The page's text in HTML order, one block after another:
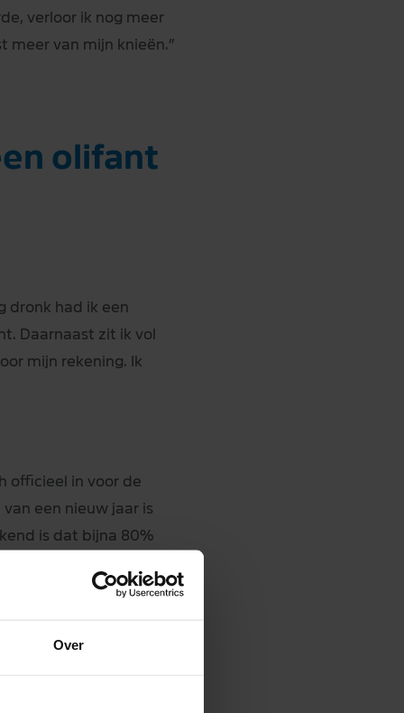
Over
verloor ik nog meer
meer van mijn knieën.”
olifant
dronk had ik een
Daarnaast zit ik vol
mijn rekening. Ik
officieel in voor de
een nieuw jaar is
is dat bijna 80%
laagdrempelige